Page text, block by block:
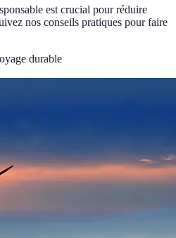
est crucial pour réduire
nos conseils pratiques pour faire
durable